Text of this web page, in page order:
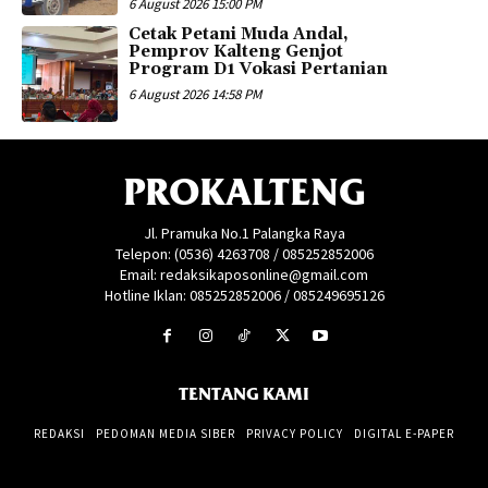
6 August 2026 15:00 PM
Cetak Petani Muda Andal,
Pemprov Kalteng Genjot
Program D1 Vokasi Pertanian
6 August 2026 14:58 PM
PROKALTENG
Jl. Pramuka No.1 Palangka Raya
Telepon: (0536) 4263708 / 085252852006
Email: redaksikaposonline@gmail.com
Hotline Iklan: 085252852006 / 085249695126
TENTANG KAMI
REDAKSI PEDOMAN MEDIA SIBER PRIVACY POLICY DIGITAL E-PAPER